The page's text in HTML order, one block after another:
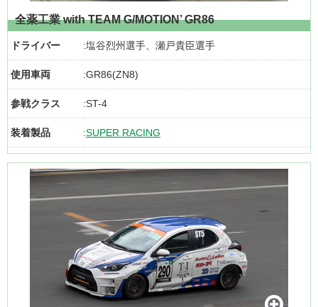
全薬工業 with TEAM G/MOTION’ GR86
ドライバー 塩谷烈州選手、瀬戸貴臣選手
使用車両 GR86(ZN8)
参戦クラス ST-4
装着製品 SUPER RACING